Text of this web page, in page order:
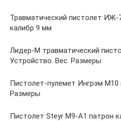
Травматический пистолет ИЖ-
калибр 9 мм
Лидер-М травматический
Устройство. Вес. Размеры
Пистолет-пулемет Ингрэм M10
Размеры
Пистолет Steyr M9-A1 патрон